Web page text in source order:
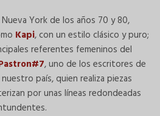
York de los años 70 y 80,
Kapi, con un estilo clásico y puro;
referentes femeninos del
, uno de los escritores de
país, quien realiza piezas
por unas líneas redondeadas